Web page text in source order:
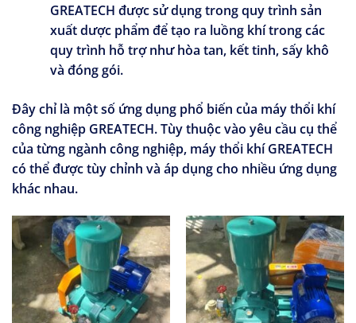
GREATECH được sử dụng trong quy trình sản
xuất dược phẩm để tạo ra luồng khí trong các
quy trình hỗ trợ như hòa tan, kết tinh, sấy khô
và đóng gói.
Đây chỉ là một số ứng dụng phổ biến của máy thổi khí
công nghiệp GREATECH. Tùy thuộc vào yêu cầu cụ thể
của từng ngành công nghiệp, máy thổi khí GREATECH
có thể được tùy chỉnh và áp dụng cho nhiều ứng dụng
khác nhau.